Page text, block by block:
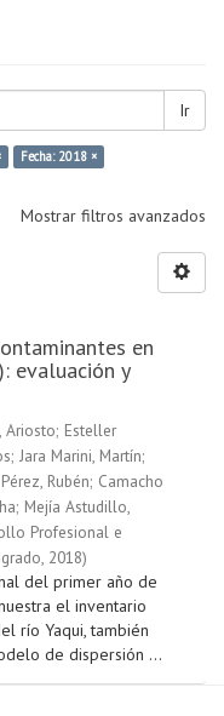
Ir
Fecha: 2018 ×
Mostrar filtros avanzados
en
evaluación y
Ariosto; Esteller
; Jara Marini, Martín;
Rubén; Camacho
; Mejía Astudillo,
Profesional e
, 2018)
del primer año de
el inventario
río Yaqui, también
de dispersión ...